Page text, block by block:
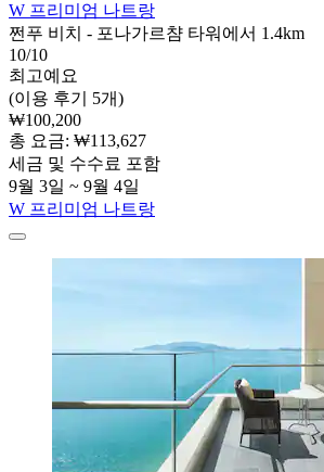
W 프리미엄 나트랑
쩐푸 비치 - 포나가르챰 타워에서 1.4km
10/10
최고예요
(이용 후기 5개)
₩100,200
총 요금: ₩113,627
세금 및 수수료 포함
9월 3일 ~ 9월 4일
W 프리미엄 나트랑